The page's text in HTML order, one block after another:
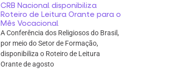
CRB Nacional disponibiliza
Roteiro de Leitura Orante para o
Mês Vocacional
A Conferência dos Religiosos do Brasil,
por meio do Setor de Formação,
disponibiliza o Roteiro de Leitura
Orante de agosto